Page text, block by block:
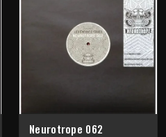
Neurotrope 062